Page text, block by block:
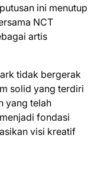
ini menutup
NCT
artis
tidak bergerak
solid yang terdiri
yang telah
fondasi
visi kreatif